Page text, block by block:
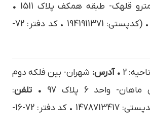
قلهك- طبقه همكف پلاک 1511
•
: 2126601948 • (کدپستی: 1941911371 • کد دفتر: 72-
• آدرس: شهران- بين فلكه دوم
واحد 6 پلاک 97
• تلفن:
2144339444 • (کدپستی: 1478713417 • کد دفتر: 72-16-